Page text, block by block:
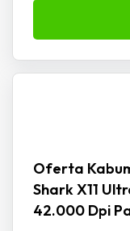
Oferta
Shark X11
42.000 Dpi